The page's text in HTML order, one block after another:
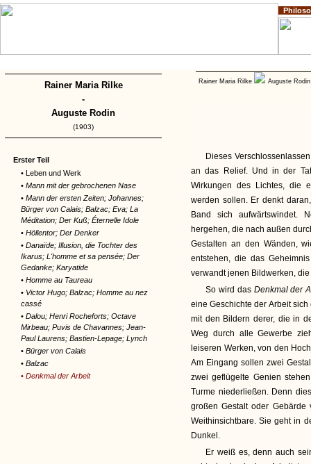
Rainer Maria Rilke
-
Auguste Rodin
(1903)
Erster Teil
• Leben und Werk
• Mann mit der gebrochenen Nase
• Mann der ersten Zeiten; Johannes;
Bürger von Calais; Balzac; Eva; La
Méditation; Der Kuß; Éternelle Idole
• Höllentor; Der Denker
• Danaïde; Illusion, die Tochter des
Ikarus; L'homme et sa pensée; Der
Gedanke; Karyatide
• Homme au Taureau
• Victor Hugo; Balzac; Homme au nez
cassé
• Dalou; Henri Rocheforts; Octave
Mirbeau; Puvis de Chavannes; Jean-
Paul Laurens; Bastien-Lepage; Lynch
• Bürger von Calais
• Balzac
• Denkmal der Arbeit
Rainer Maria Rilke Auguste
Dieses
an das Relief. Und in der
Wirkungen des Lichtes, die
werden sollen. Er denkt
Band sich aufwärtswindet.
hergehen, die nach außen
Gestalten an den Wänden,
entstehen, die das
verwandt jenen Bildwerken,
So wird das Denkmal der
eine Geschichte der Arbeit
mit den Bildern derer, die in
Weg durch alle Gewerbe
leiseren Werken, von den
Am Eingang sollen zwei
zwei geflügelte Genien
Turme niederließen. Denn
großen Gestalt oder
Weithinsichtbare. Sie geht in
Dunkel.
Er weiß es, denn auch